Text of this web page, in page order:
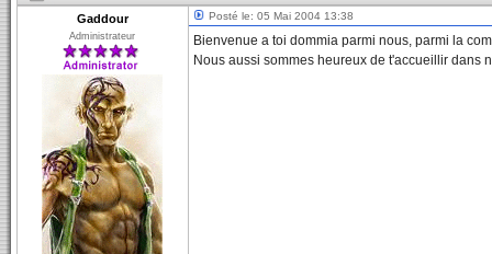
Gaddour
Administrateur
Posté le: 05 Mai 2004 13:38
Bienvenue a toi dommia parmi nous, parmi la
Nous aussi sommes heureux de t'accueillir dans